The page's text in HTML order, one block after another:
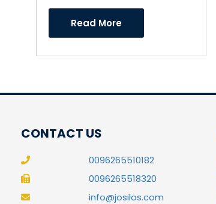
Read More
CONTACT US
0096265510182
0096265518320
info@josilos.com